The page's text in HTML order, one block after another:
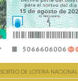
SORTEO DE LOTERIA NACIONAL